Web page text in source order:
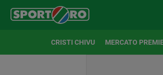
CRISTI CHIVU MERCATO